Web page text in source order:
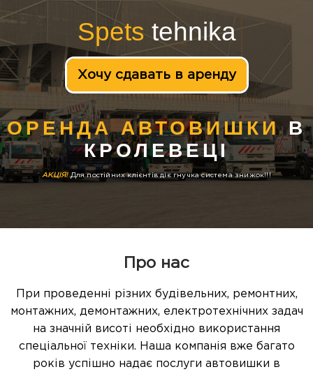
Spetstehnika
Хочу сдавать в аренду
ОРЕНДА АВТОВИШКИВ
КРОЛЕВЕЦІ
АКЦІЯ!Для постійних клієнтів діє гнучка система знижок!!!
Про нас
При проведенні різних будівельних, ремонтних,
монтажних, демонтажних, електротехнічних задач
на значній висоті необхідно використання
спеціальної техніки. Наша компанія вже багато
років успішно надає послуги автовишки в